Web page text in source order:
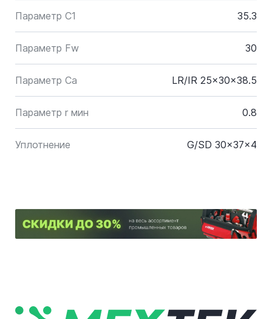
Параметр C1 35.3
Параметр Fw 30
Параметр Ca LR/IR 25x30x38.5
Параметр r мин 0.8
Уплотнение G/SD 30x37x4